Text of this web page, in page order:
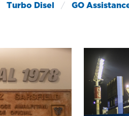
Turbo Disel / GO